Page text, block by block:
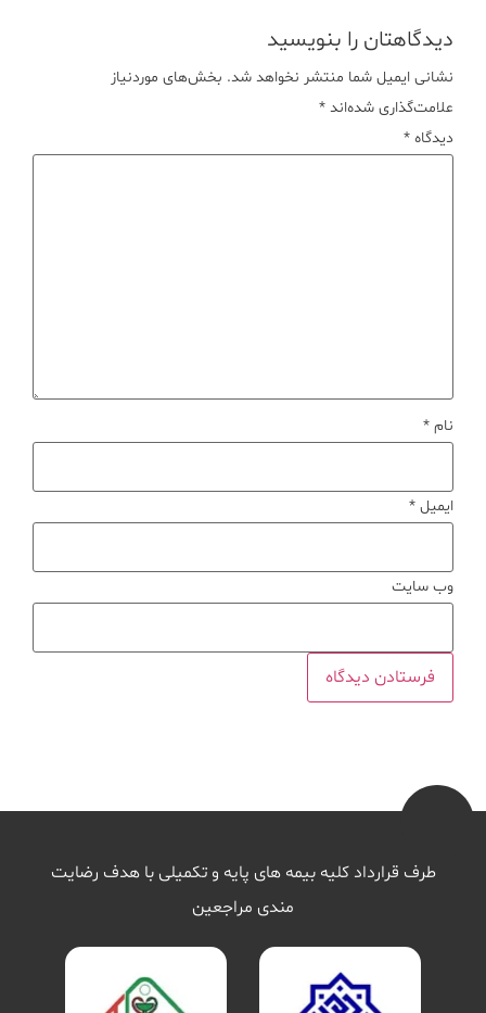
دیدگاهتان را بنویسید
نشانی ایمیل شما منتشر نخواهد شد. بخش‌های موردنیاز
علامت‌گذاری شده‌اند *
دیدگاه *
نام *
ایمیل *
وب‌ سایت
طرف قرارداد کلیه بیمه های پایه و تکمیلی با هدف رضایت
مندی مراجعین